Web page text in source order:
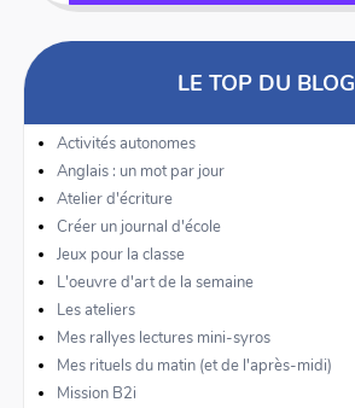
LE TOP DU BLOG
Activités autonomes
Anglais : un mot par jour
Atelier d'écriture
Créer un journal d'école
Jeux pour la classe
L'oeuvre d'art de la semaine
Les ateliers
Mes rallyes lectures mini-syros
Mes rituels du matin (et de l'après-midi)
Mission B2i